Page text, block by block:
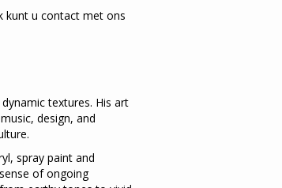
kunt u contact met ons
textures. His art
design, and
spray paint and
of ongoing